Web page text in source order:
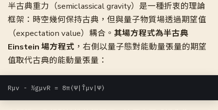
半古典重力（semiclassical gravity）是一種折衷的理論
框架：時空幾何保持古典，但與量子物質場透過期望值
（expectation value）耦合。 其場方程式為半古典
Einstein 場方程式 ，右側以量子態對能動量張量的期望
值取代古典的能動量張量：
Rμν - ½gμνR = 8π⟨Ψ|T̂μν|Ψ⟩